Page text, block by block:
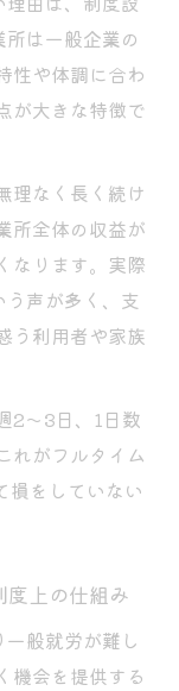
は一般企業の
性や体調に合わ
が大きな特徴で
理なく長く続け
所全体の収益が
なります。実際
声が多く、支
う利用者や家族
2～3日、1日数
れがフルタイム
損をしていない
度上の仕組み
般就労が難し
機会を提供する